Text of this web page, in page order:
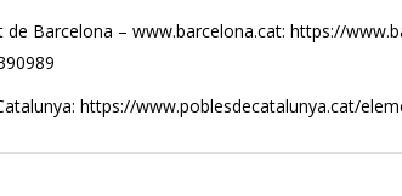
de Barcelona – www.barcelona.cat: https://
https://www.poblesdecatalunya.cat/